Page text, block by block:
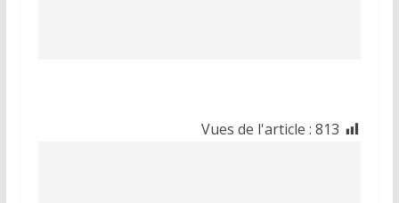
Vues de l'article : 813